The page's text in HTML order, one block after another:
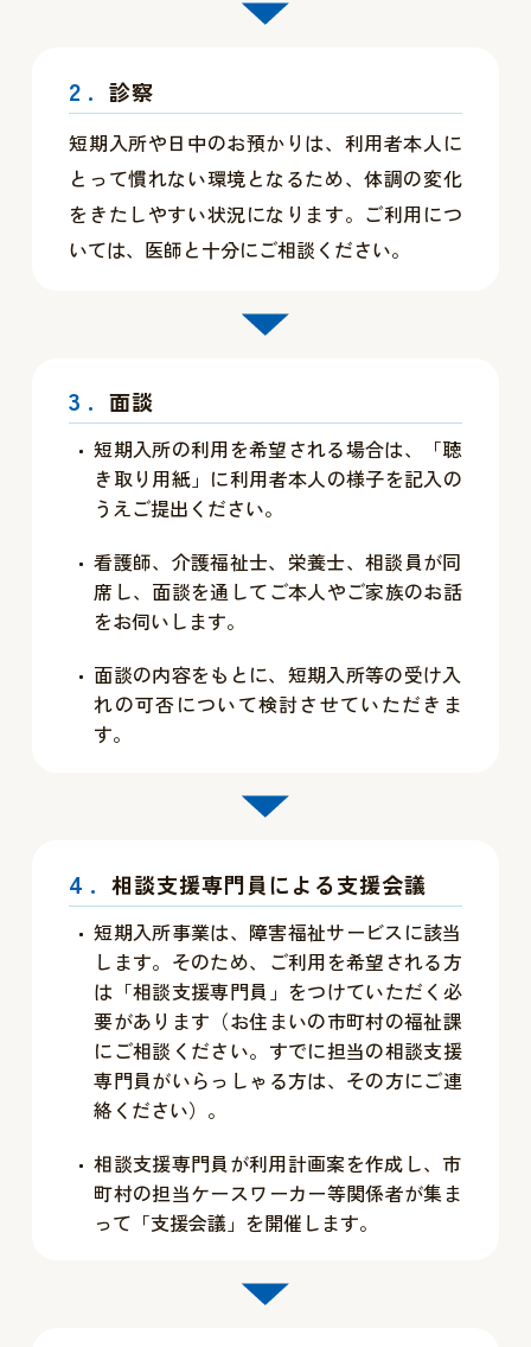
2. 診察
短期入所や日中のお預かりは、利用者本人に
とって慣れない環境となるため、体調の変化
をきたしやすい状況になります。ご利用につ
いては、医師と十分にご相談ください。
3. 面談
短期入所の利用を希望される場合は、「聴
き取り用紙」に利用者本人の様子を記入の
うえご提出ください。
看護師、介護福祉士、栄養士、相談員が同
席し、面談を通してご本人やご家族のお話
をお伺いします。
面談の内容をもとに、短期入所等の受け入
れの可否について検討させていただきま
す。
4. 相談支援専門員による支援会議
短期入所事業は、障害福祉サービスに該当
します。そのため、ご利用を希望される方
は「相談支援専門員」をつけていただく必
要があります（お住まいの市町村の福祉課
にご相談ください。すでに担当の相談支援
専門員がいらっしゃる方は、その方にご連
絡ください）。
相談支援専門員が利用計画案を作成し、市
町村の担当ケースワーカー等関係者が集ま
って「支援会議」を開催します。